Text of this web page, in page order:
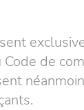
de